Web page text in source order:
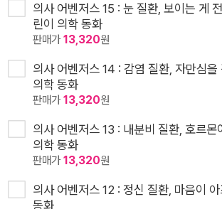
의사 어벤저스 15 : 눈 질환, 보이는 게
린이 의학 동화
판매가13,320원
의사 어벤저스 14 : 감염 질환, 자만심을
의학 동화
판매가13,320원
의사 어벤저스 13 : 내분비 질환, 호르몬
의학 동화
판매가13,320원
의사 어벤저스 12 : 정신 질환, 마음이
동화